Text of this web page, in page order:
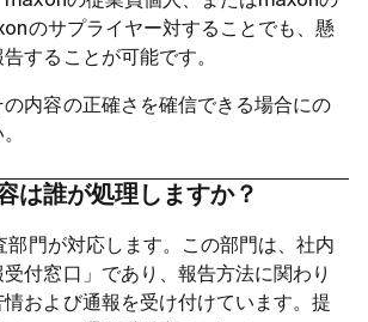
のサプライヤー対することでも、懸
することが可能です。
内容の正確さを確信できる場合にの
は誰が処理しますか？
門が対応します。この部門は、社内
付窓口」であり、報告方法に関わり
および通報を受け付けています。提